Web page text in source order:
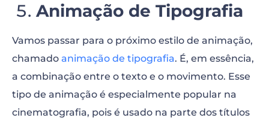
Animação de Tipografia
Vamos passar para o próximo estilo de animação,
chamado animação de tipografia. É, em essência,
a combinação entre o texto e o movimento. Esse
tipo de animação é especialmente popular na
cinematografia, pois é usado na parte dos títulos